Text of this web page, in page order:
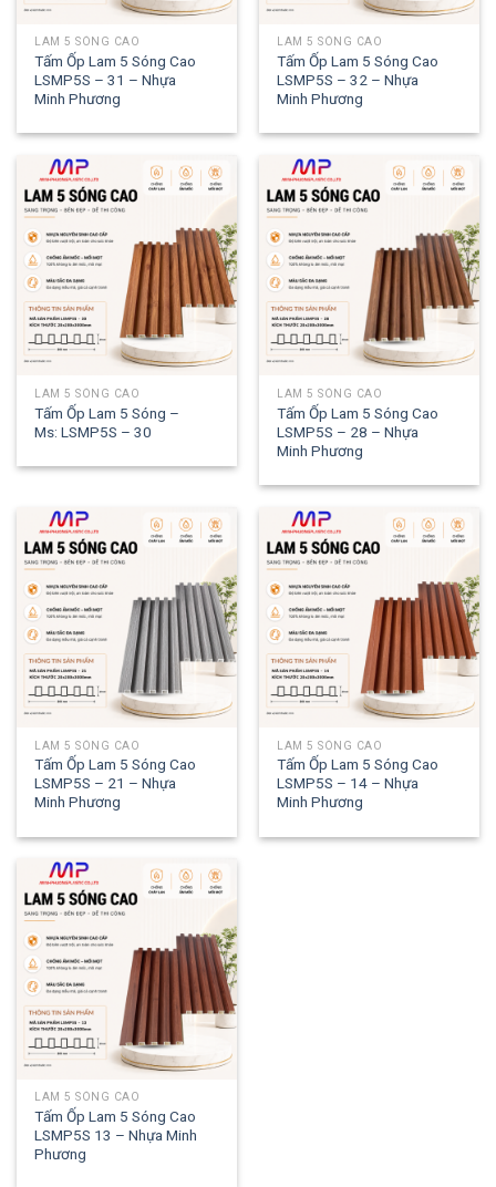
LAM 5 SÓNG CAO
Tấm Ốp Lam 5 Sóng Cao
LSMP5S – 31 – Nhựa
Minh Phương
LAM 5 SÓNG CAO
Tấm Ốp Lam 5 Sóng Cao
LSMP5S – 32 – Nhựa
Minh Phương
LAM 5 SÓNG CAO
Tấm Ốp Lam 5 Sóng –
Ms: LSMP5S – 30
LAM 5 SÓNG CAO
Tấm Ốp Lam 5 Sóng Cao
LSMP5S – 28 – Nhựa
Minh Phương
LAM 5 SÓNG CAO
Tấm Ốp Lam 5 Sóng Cao
LSMP5S – 21 – Nhựa
Minh Phương
LAM 5 SÓNG CAO
Tấm Ốp Lam 5 Sóng Cao
LSMP5S – 14 – Nhựa
Minh Phương
LAM 5 SÓNG CAO
Tấm Ốp Lam 5 Sóng Cao
LSMP5S 13 – Nhựa Minh
Phương